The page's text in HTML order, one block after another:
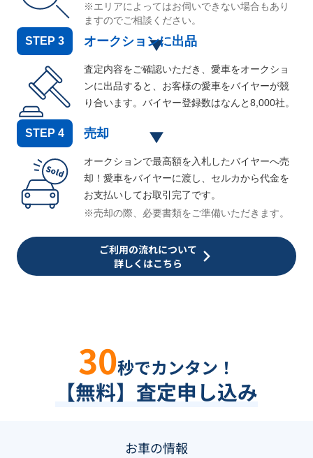
※エリアによってはお伺いできない場合もあり
ますのでご相談ください。
STEP 3 オークションに出品
査定内容をご確認いただき、愛車をオークショ
ンに出品すると、お客様の愛車をバイヤーが競
り合います。バイヤー登録数はなんと8,000社。
STEP 4 売却
オークションで最高額を入札したバイヤーへ売
却！愛車をバイヤーに渡し、セルカから代金を
お支払いしてお取引完了です。
※売却の際、必要書類をご準備いただきます。
ご利用の流れについて
詳しくはこちら
30秒でカンタン！
【無料】査定申し込み
お車の情報